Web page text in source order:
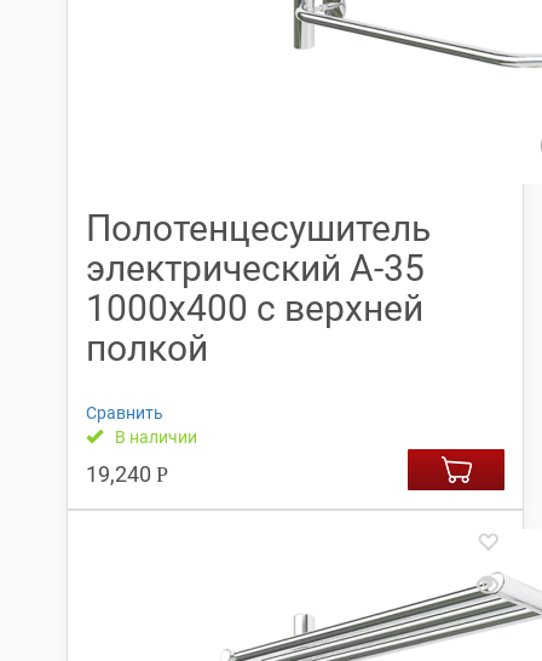
Полотенцесушитель
электрический А-35
1000х400 с верхней
полкой
Сравнить
В наличии
19,240 Р